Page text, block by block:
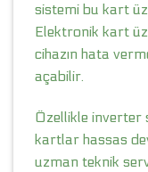
sistemi bu kart
Elektronik kart
cihazın hata
açabilir.
Özellikle inverter
kartlar hassas
uzman teknik